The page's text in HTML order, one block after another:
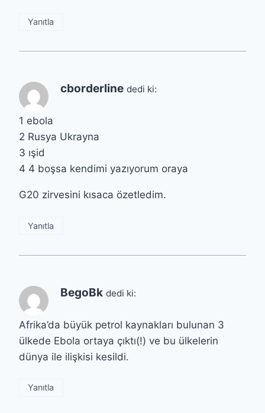
Yanıtla
cborderline dedi ki:
1 ebola
2 Rusya Ukrayna
3 ışid
4 4 boşsa kendimi yazıyorum oraya
G20 zirvesini kısaca özetledim.
Yanıtla
BegoBk dedi ki:
Afrika’da büyük petrol kaynakları bulunan 3
ülkede Ebola ortaya çıktı(!) ve bu ülkelerin
dünya ile ilişkisi kesildi.
Yanıtla